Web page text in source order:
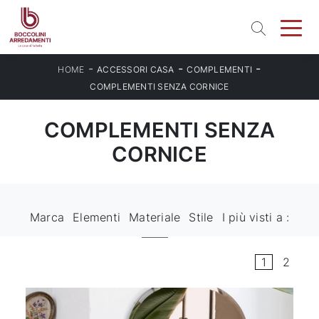
HOME -ACCESSORI CASA -COMPLEMENTI -
COMPLEMENTI SENZA CORNICE
COMPLEMENTI SENZA
CORNICE
Marca Elementi Materiale Stile I più visti a :
1 2